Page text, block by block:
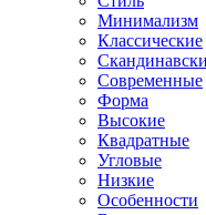
Минимализм
Классические
Современные
Форма
Высокие
Квадратные
Угловые
Низкие
Особенности